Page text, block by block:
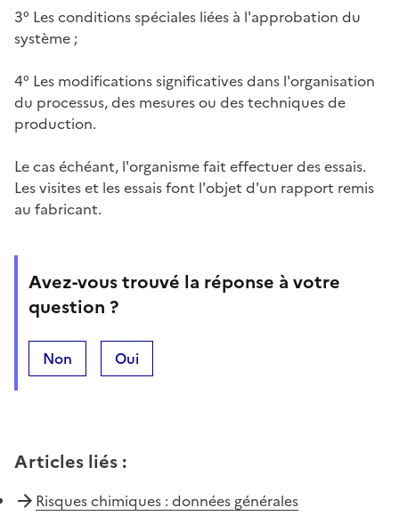
3° Les conditions spéciales liées à l'approbation du
système ;
4° Les modifications significatives dans l'organisation
du processus, des mesures ou des techniques de
production.
Le cas échéant, l'organisme fait effectuer des essais.
Les visites et les essais font l'objet d'un rapport remis
au fabricant.
Avez-vous trouvé la réponse à votre
question ?
Non Oui
Articles liés :
Risques chimiques : données générales